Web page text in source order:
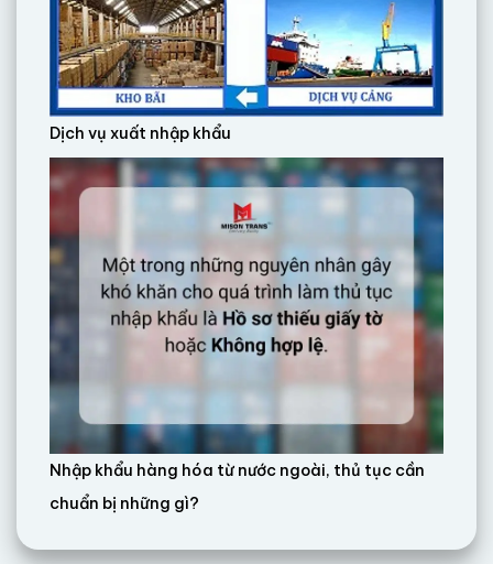
Dịch vụ xuất nhập khẩu
Nhập khẩu hàng hóa từ nước ngoài, thủ tục cần
chuẩn bị những gì?